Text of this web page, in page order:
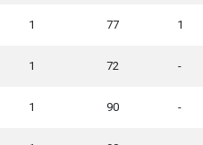
1 77 1
1 72 -
1 90 -